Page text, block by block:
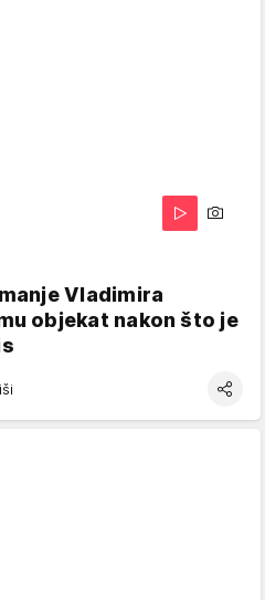
Vladimira
objekat nakon što je